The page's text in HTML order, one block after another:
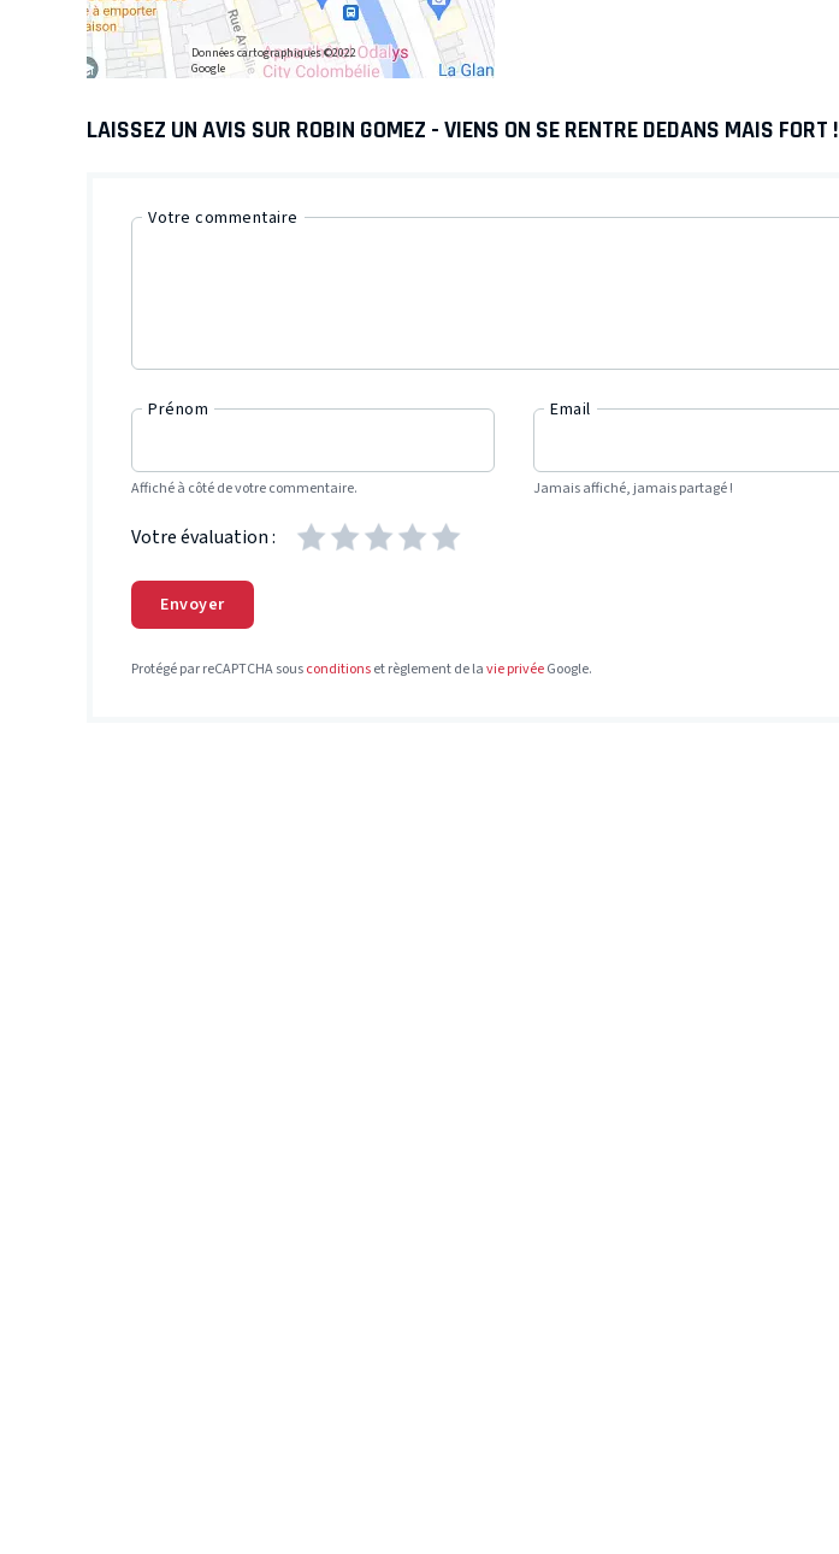
Données cartographiques ©2022
Google
LAISSEZ UN AVIS SUR ROBIN GOMEZ - VIENS ON SE RENTRE DEDANS MAIS FORT !
Votre commentaire
Prénom
Affiché à côté de votre commentaire.
Email
Jamais affiché, jamais partagé !
Votre évaluation :
Envoyer
Protégé par reCAPTCHA sousconditionset règlement de lavie privéeGoogle.